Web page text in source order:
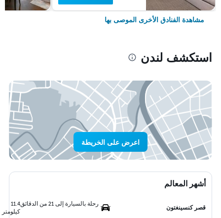
مشاهدة الفنادق الأخرى الموصى بها
استكشف لندن
اعرض على الخريطة
أشهر المعالم
قصر كنسينغتون
رحلة بالسيارة إلى 21 من الدقائق
11.4
كيلومتر